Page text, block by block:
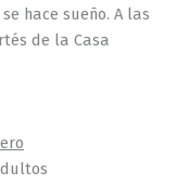
hace sueño. A las
de la Casa